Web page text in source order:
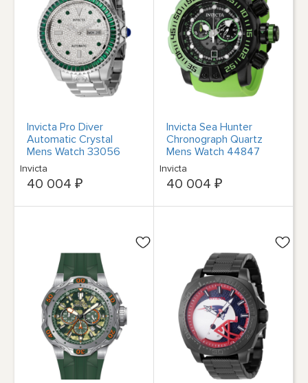
Invicta Pro Diver
Automatic Crystal
Mens Watch 33056
Invicta
40 004 ₽
Invicta Sea Hunter
Chronograph Quartz
Mens Watch 44847
Invicta
40 004 ₽